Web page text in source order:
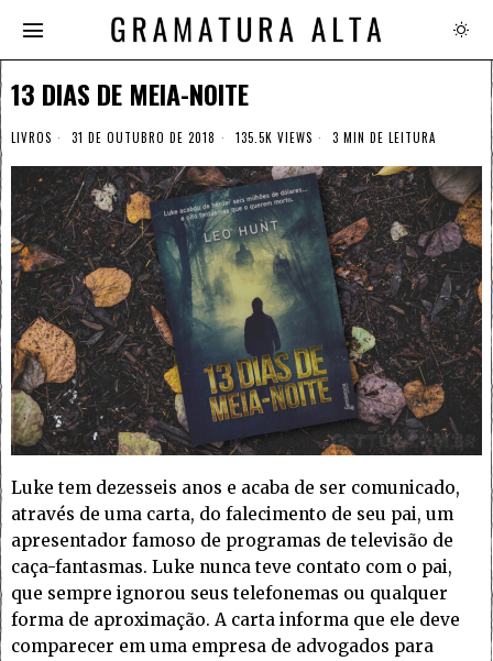
13 DIAS DE MEIA-NOITE
LIVROS 31 DE OUTUBRO DE 2018 135.5K VIEWS 3 MIN DE LEITURA
Luke tem dezesseis anos e acaba de ser comunicado,
através de uma carta, do falecimento de seu pai, um
apresentador famoso de programas de televisão de
caça-fantasmas. Luke nunca teve contato com o pai,
que sempre ignorou seus telefonemas ou qualquer
forma de aproximação. A carta informa que ele deve
comparecer em uma empresa de advogados para